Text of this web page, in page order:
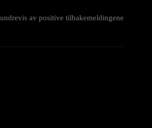
av positive tilbakemeldingene